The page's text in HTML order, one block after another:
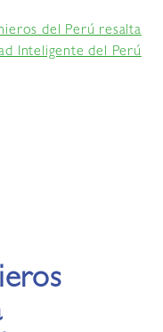
del Perú resalta
Inteligente del Perú